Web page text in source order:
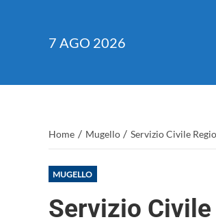
7 AGO 2026
Home / Mugello / Servizio Civile
MUGELLO
Servizio